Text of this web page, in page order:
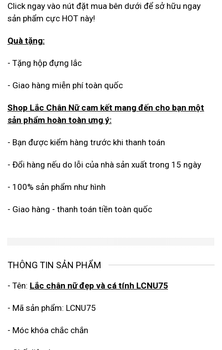
Click ngay vào nút đặt mua bên dưới để sở hữu ngay
sản phẩm cực HOT này!
Quà tặng:
- Tặng hộp đựng lắc
- Giao hàng miễn phí toàn quốc
Shop Lắc Chân Nữ cam kết mang đến cho bạn một
sản phẩm hoàn toàn ưng ý:
- Bạn được kiểm hàng trước khi thanh toán
- Đổi hàng nếu do lỗi của nhà sản xuất trong 15 ngày
- 100% sản phẩm như hình
- Giao hàng - thanh toán tiền toàn quốc
THÔNG TIN SẢN PHẨM
- Tên: Lắc chân nữ đẹp và cá tính LCNU75
- Mã sản phẩm: LCNU75
- Móc khóa chắc chắn